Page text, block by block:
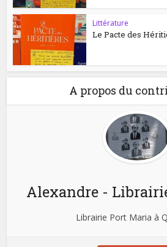
Littérature
Le Pacte des
A propos du
Alexandre -
Librairie Port Maria à